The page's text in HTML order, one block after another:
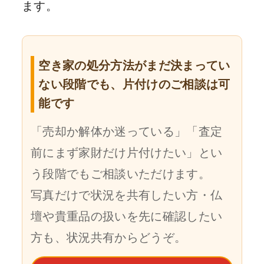
ます。
空き家の処分方法がまだ決まってい
ない段階でも、片付けのご相談は可
能です
「売却か解体か迷っている」「査定
前にまず家財だけ片付けたい」とい
う段階でもご相談いただけます。
写真だけで状況を共有したい方・仏
壇や貴重品の扱いを先に確認したい
方も、状況共有からどうぞ。